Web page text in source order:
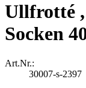
Ullfrotté
Socken
Art.Nr.:
30007-s-2397